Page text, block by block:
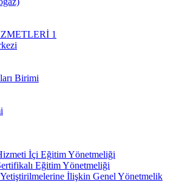
1
Birimi
İçi Eğitim Yönetmeliği
Eğitim Yönetmeliği
İlişkin Genel Yönetmelik